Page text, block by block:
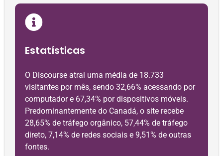
Estatísticas
O Discourse atrai uma média de 18.733
visitantes por mês, sendo 32,66% acessando por
computador e 67,34% por dispositivos móveis.
Predominantemente do Canadá, o site recebe
28,65% de tráfego orgânico, 57,44% de tráfego
direto, 7,14% de redes sociais e 9,51% de outras
fontes.